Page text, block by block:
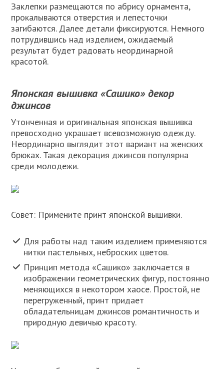
Заклепки размещаются по абрису орнамента,
прокалываются отверстия и лепесточки
загибаются. Далее детали фиксируются. Немного
потрудившись над изделием, ожидаемый
результат будет радовать неординарной
красотой.
Японская вышивка «Сашико» декор
джинсов
Утонченная и оригинальная японская вышивка
превосходно украшает всевозможную одежду.
Неординарно выглядит этот вариант на женских
брюках. Такая декорация джинсов популярна
среди молодежи.
Совет: Примените принт японской вышивки.
Для работы над таким изделием применяются
нитки пастельных, неброских цветов.
Принцип метода «Сашико» заключается в
изображении геометрических фигур, постоянно
меняющихся в некотором хаосе. Простой, не
перегруженный, принт придает
обладательницам джинсов романтичность и
природную девичью красоту.